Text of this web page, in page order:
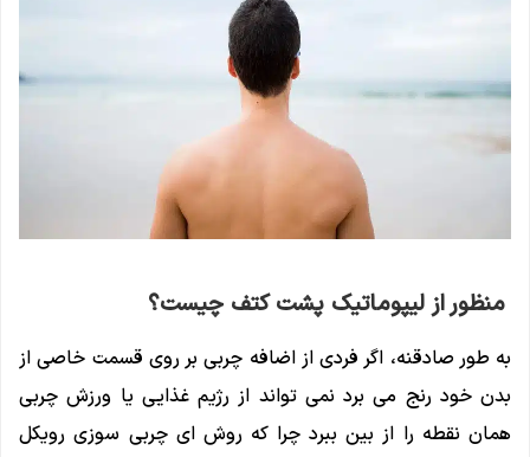
منظور از لیپوماتیک پشت کتف چیست؟
به طور صادقنه، اگر فردی از اضافه چربی بر روی قسمت خاصی از
بدن خود رنج می برد نمی تواند از رژیم غذایی یا ورزش چربی
همان نقطه را از بین ببرد چرا که روش ای چربی سوزی رویکل